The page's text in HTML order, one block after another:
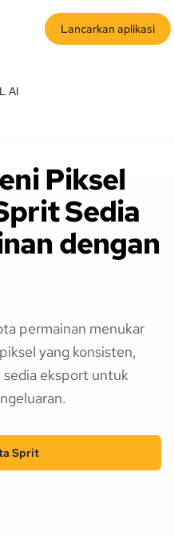
Lancarkan aplikasi
AI
Piksel
Sedia
dengan
permainan menukar
yang konsisten,
sedia eksport untuk
Sprit